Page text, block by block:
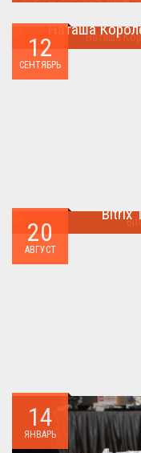
12
СЕНТЯБРЬ
Наташа
20
АВГУСТ
Bitrix
14
ЯНВАРЬ